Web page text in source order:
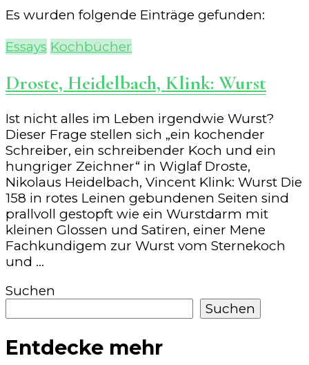
Es wurden folgende Einträge gefunden:
Essays Kochbücher
Droste, Heidelbach, Klink: Wurst
Ist nicht alles im Leben irgendwie Wurst?
Dieser Frage stellen sich „ein kochender
Schreiber, ein schreibender Koch und ein
hungriger Zeichner“ in Wiglaf Droste,
Nikolaus Heidelbach, Vincent Klink: Wurst Die
158 in rotes Leinen gebundenen Seiten sind
prallvoll gestopft wie ein Wurstdarm mit
kleinen Glossen und Satiren, einer Mene
Fachkundigem zur Wurst vom Sternekoch
und …
Suchen
Suchen
Entdecke mehr